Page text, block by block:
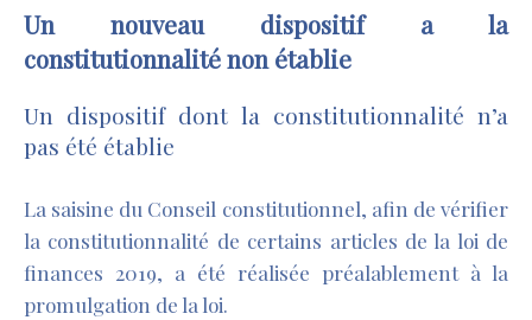
Un nouveau dispositif a la
constitutionnaliténon établie
Un dispositif dont la constitutionnalité n’a
pas été établie
La saisine du Conseil constitutionnel, afin de vérifier
la constitutionnalité de certains articles de la loi de
finances 2019, a été réalisée préalablement à la
promulgation de la loi.